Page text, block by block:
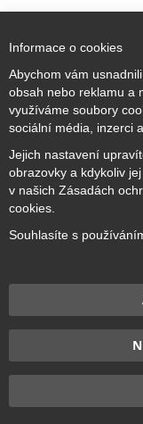
Copyright ©
Informace o cookies
Abychom vám
obsah nebo reklamu a
využíváme soubory
sociální média, inzerci
Jejich nastavení
obrazovky a kdykoliv
v našich Zásadách
cookies.
Souhlasíte s